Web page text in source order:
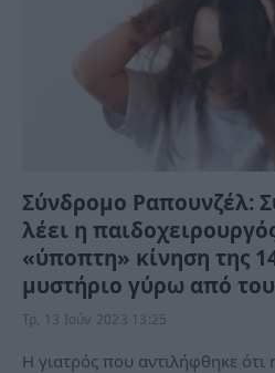
Σύνδρομο Ραπουνζέλ:
λέει η
«ύποπτη» κίνηση της
μυστήριο γύρω από
Τρ, 13 Ιούν 2023 13:25
Η γιατρός που αντιλήφθηκε